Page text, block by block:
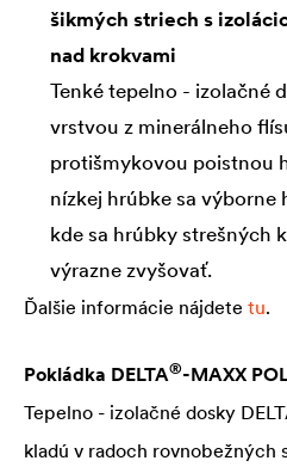
šikmých striech s
nad krokvami
Tenké tepelno - izolačné
vrstvou z minerálneho
protišmykovou poistnou
nízkej hrúbke sa
kde sa hrúbky strešných
výrazne zvyšovať.
Ďalšie informácie nájdete tu.
Pokládka DELTA®-MAXX
Tepelno - izolačné dosky
kladú v radoch rovnobežných